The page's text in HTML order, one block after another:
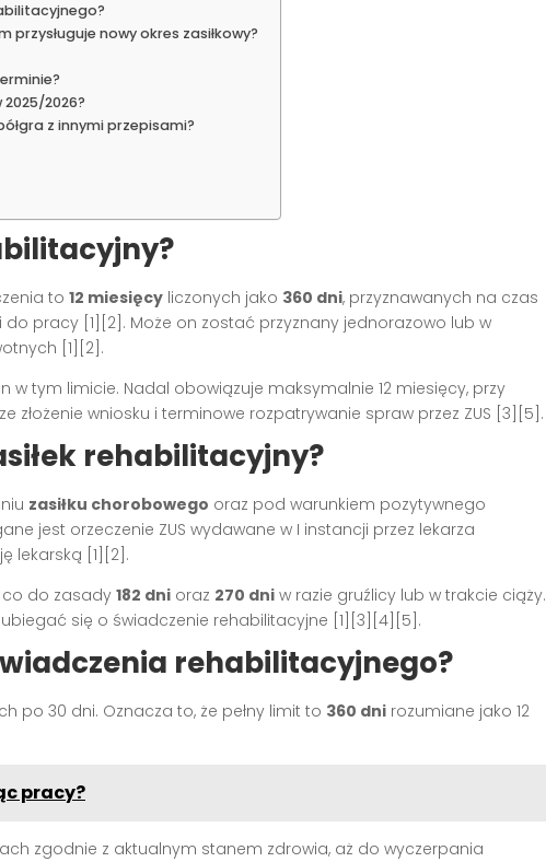
nowy okres zasiłkowy?
2026?
z innymi przepisami?
to 12 miesięcy liczonych jako 360 dni, przyznawanych na czas
pracy [1][2]. Może on zostać przyznany jednorazowo lub w
[1][2].
w tym limicie. Nadal obowiązuje maksymalnie 12 miesięcy, przy
złożenie wniosku i terminowe rozpatrywanie spraw przez ZUS [3][5].
rehabilitacyjny?
zasiłku chorobowego oraz pod warunkiem pozytywnego
jest orzeczenie ZUS wydawane w I instancji przez lekarza
lekarską [1][2].
do zasady 182 dni oraz 270 dni w razie gruźlicy lub w trakcie ciąży.
się o świadczenie rehabilitacyjne [1][3][4][5].
rehabilitacyjnego?
po 30 dni. Oznacza to, że pełny limit to 360 dni rozumiane jako 12
pracy?
zgodnie z aktualnym stanem zdrowia, aż do wyczerpania